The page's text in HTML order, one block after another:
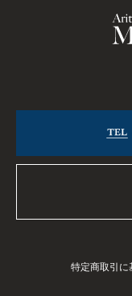
特定商取引に